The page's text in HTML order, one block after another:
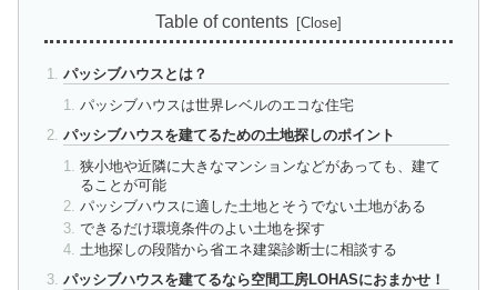
Table of contents
パッシブハウスとは？
パッシブハウスは世界レベルのエコな住宅
パッシブハウスを建てるための土地探しのポイント
狭小地や近隣に大きなマンションなどがあっても、建て
ることが可能
パッシブハウスに適した土地とそうでない土地がある
できるだけ環境条件のよい土地を探す
土地探しの段階から省エネ建築診断士に相談する
パッシブハウスを建てるなら空間工房LOHASにおまかせ！